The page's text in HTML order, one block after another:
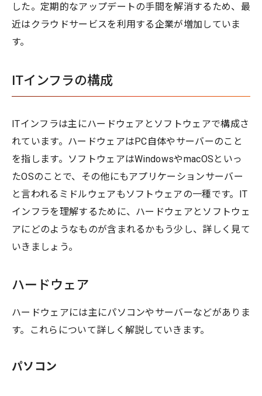
した。定期的なアップデートの手間を解消するため、最
近はクラウドサービスを利用する企業が増加していま
す。
ITインフラの構成
ITインフラは主にハードウェアとソフトウェアで構成さ
れています。ハードウェアはPC自体やサーバーのこと
を指します。ソフトウェアはWindowsやmacOSといっ
たOSのことで、その他にもアプリケーションサーバー
と言われるミドルウェアもソフトウェアの一種です。IT
インフラを理解するために、ハードウェアとソフトウェ
アにどのようなものが含まれるかもう少し、詳しく見て
いきましょう。
ハードウェア
ハードウェアには主にパソコンやサーバーなどがありま
す。これらについて詳しく解説していきます。
パソコン